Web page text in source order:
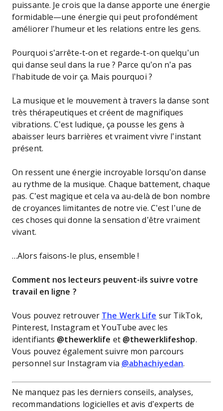
puissante. Je crois que la danse apporte une énergie
formidable—une énergie qui peut profondément
améliorer l’humeur et les relations entre les gens.
Pourquoi s’arrête-t-on et regarde-t-on quelqu’un
qui danse seul dans la rue ? Parce qu’on n’a pas
l’habitude de voir ça. Mais pourquoi ?
La musique et le mouvement à travers la danse sont
très thérapeutiques et créent de magnifiques
vibrations. C’est ludique, ça pousse les gens à
abaisser leurs barrières et vraiment vivre l’instant
présent.
On ressent une énergie incroyable lorsqu’on danse
au rythme de la musique. Chaque battement, chaque
pas. C’est magique et cela va au-delà de bon nombre
de croyances limitantes de notre vie. C’est l’une de
ces choses qui donne la sensation d’être vraiment
vivant.
…Alors faisons-le plus, ensemble !
Comment nos lecteurs peuvent-ils suivre votre
travail en ligne ?
Vous pouvez retrouver The Werk Life sur TikTok,
Pinterest, Instagram et YouTube avec les
identifiants @thewerklife et @thewerklifeshop.
Vous pouvez également suivre mon parcours
personnel sur Instagram via @abhachiyedan.
Ne manquez pas les derniers conseils, analyses,
recommandations logicielles et avis d’experts de